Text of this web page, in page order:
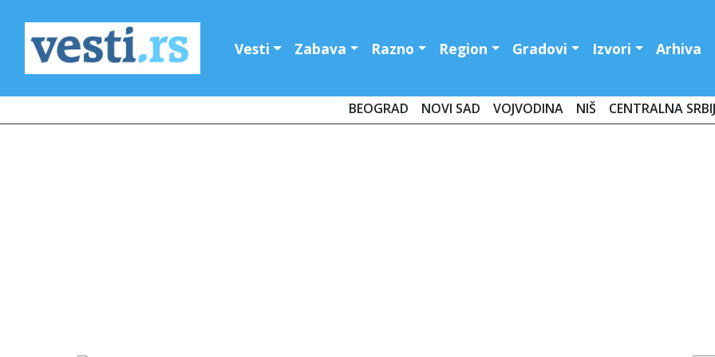
Vesti Zabava Razno Region Gradovi Izvori Arhiva
BEOGRAD NOVI SAD VOJVODINA NIŠ CENTRALNA